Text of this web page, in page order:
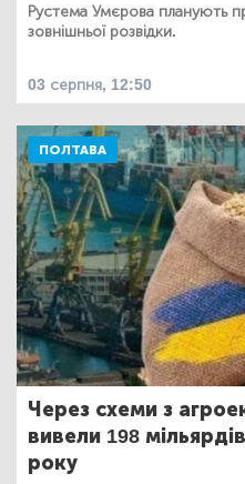
Рустема Умєрова планують
зовнішньої розвідки.
03 серпня, 12:50
ПОЛТАВА
Через схеми з
вивели 198
року